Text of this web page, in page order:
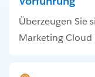
Überzeugen Sie
Marketing Cloud